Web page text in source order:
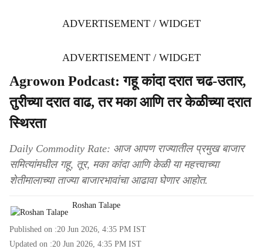
ADVERTISEMENT / WIDGET
ADVERTISEMENT / WIDGET
Agrowon Podcast: गहू कांदा दरात चढ-उतार,
तुरीच्या दरात वाढ, तर मका आणि तर केळीच्या दरात
स्थिरता
Daily Commodity Rate: आज आपण राज्यातील प्रमुख बाजार
समित्यांमधील गहू, तूर, मका कांदा आणि केळी या महत्त्वाच्या
शेतीमालाच्या ताज्या बाजारभावांचा आढावा घेणार आहोत.
Roshan Talape
Published on :20 Jun 2026, 4:35 PM IST
Updated on :20 Jun 2026, 4:35 PM IST